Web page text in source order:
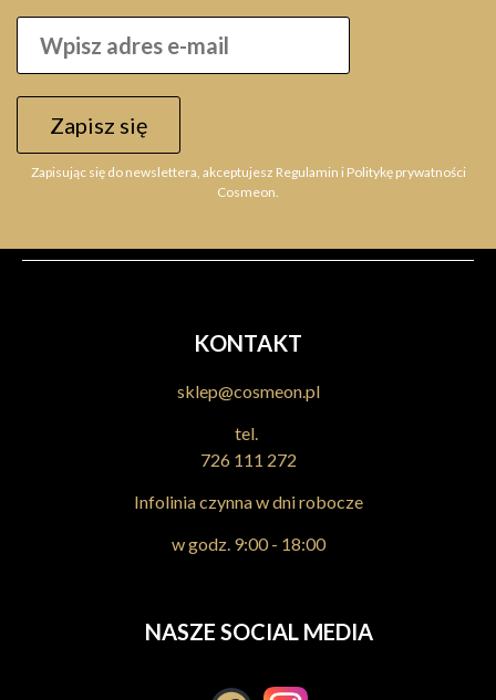
Zapisz się
Zapisując się do newslettera, akceptujesz Regulamin i Politykę prywatności
Cosmeon.
KONTAKT
sklep@cosmeon.pl
tel.
726 111 272
Infolinia czynna w dni robocze
w godz. 9:00 - 18:00
NASZE SOCIAL MEDIA